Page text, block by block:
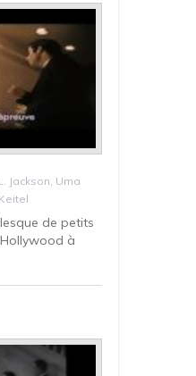
Jackson, Uma
de petits
à